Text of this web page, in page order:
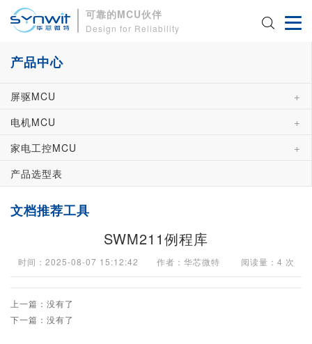
可靠的MCU伙伴
Design for Reliability
产品中心
屏驱MCU +
电机MCU +
家电工控MCU +
产品选型表
文档推荐工具
SWM211例程库
时间：2025-08-07 15:12:42 作者：华芯微特 阅读量： 4 次
上一篇：没有了
下一篇：没有了